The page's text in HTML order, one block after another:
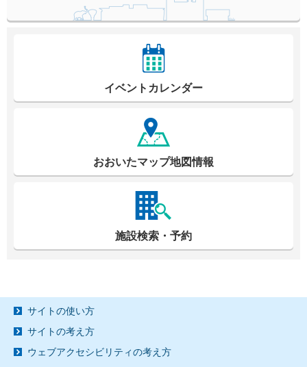
イベントカレンダー
おおいたマップ地図情報
施設検索・予約
サイトの使い方
サイトの考え方
ウェブアクセシビリティの考え方